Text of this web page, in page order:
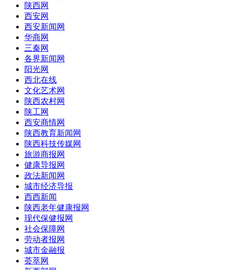
陕西网
西安网
西安新闻网
华商网
三秦网
各界新闻网
阳光网
西北在线
文化艺术网
陕西农村网
陕工网
西安商情网
陕西教育新闻网
陕西科技传媒网
旅游商报网
健康导报网
政法新闻网
城市经济导报
西西新闻
陕西老年健康报网
现代保健报网
社会保障网
劳动者报网
城市金融报
荟萃网